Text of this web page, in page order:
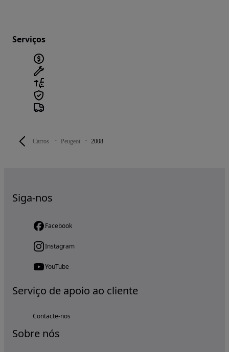
Carros Peugeot 2008
Serviços
Siga-nos
Facebook
Instagram
YouTube
Serviço de apoio ao cliente
Contacte-nos
Sobre nós